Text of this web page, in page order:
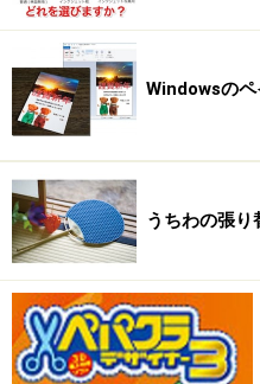
Windowsの
うちわの張